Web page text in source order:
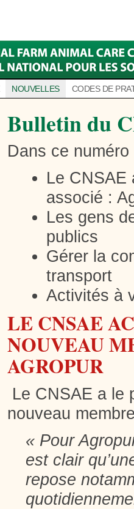
NOUVELLES CODES DE
Bulletin du
Dans ce numéro
Le CNSAE
associé :
Les gens
publics
Gérer la
transport
Activités
LE CNSAE
NOUVEAU
AGROPUR
Le CNSAE a le
nouveau
« Pour
est clair
repose